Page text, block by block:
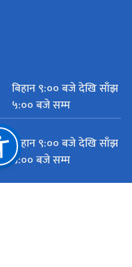
बिहान ९:०० बजे देखि साँझ
५:०० बजे सम्म
बिहान ९:०० बजे देखि साँझ
५:०० बजे सम्म